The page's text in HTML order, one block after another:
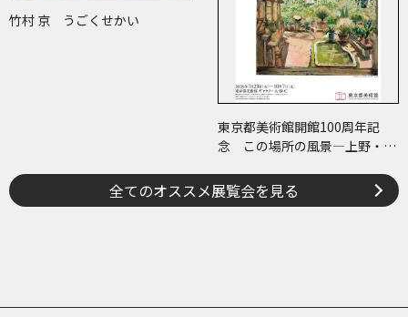
竹村 京 うごくせかい
東京都美術館開館100周年記
念 この場所の風景―上野・大
全てのオススメ展覧会を見る